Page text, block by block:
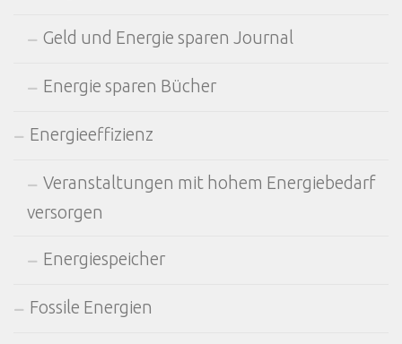
Geld und Energie sparen Journal
Energie sparen Bücher
Energieeffizienz
Veranstaltungen mit hohem Energiebedarf
versorgen
Energiespeicher
Fossile Energien